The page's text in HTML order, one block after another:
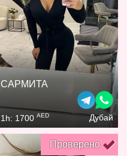
САРМИТА
1h: 1700 AED Дубай
Проверено